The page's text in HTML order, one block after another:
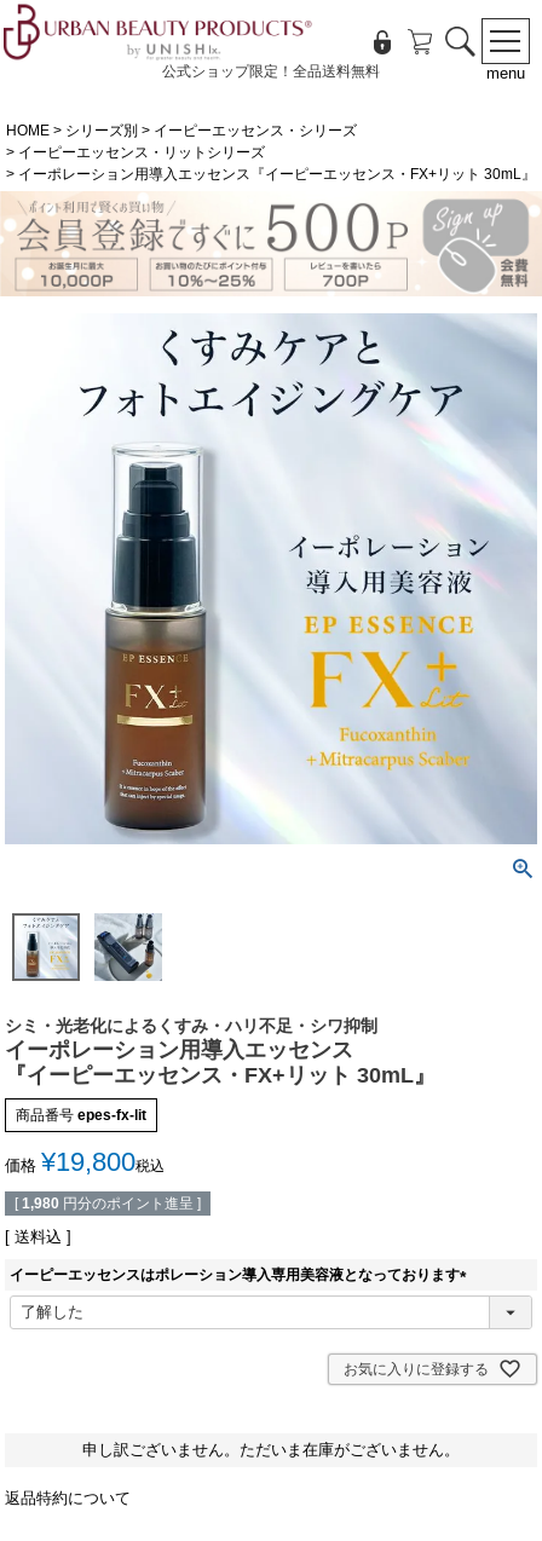
menu
公式ショップ限定！全品送料無料
HOME シリーズ別
イーピーエッセンス・シリーズ
イーピーエッセンス・リットシリーズ
イーポレーション用導入エッセンス『イーピーエッセンス・FX+リット 30mL』
シミ・光老化によるくすみ・ハリ不足・シワ抑制
イーポレーション用導入エッセンス
『イーピーエッセンス・FX+リット 30mL』
商品番号 epes-fx-lit
価格 ¥19,800税込
[ 1,980 円分のポイント進呈 ]
送料込
イーピーエッセンスはポレーション導入専用美容液となっております
(
)
お気に入りに登録する
申し訳ございません。ただいま在庫がございません。
返品特約について